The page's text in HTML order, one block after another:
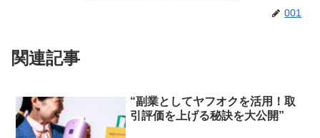
001
関連記事
“副業としてヤフオクを活用！取
引評価を上げる秘訣を大公開”